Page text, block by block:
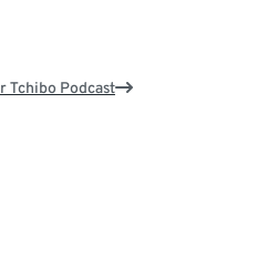
Tchibo Podcast